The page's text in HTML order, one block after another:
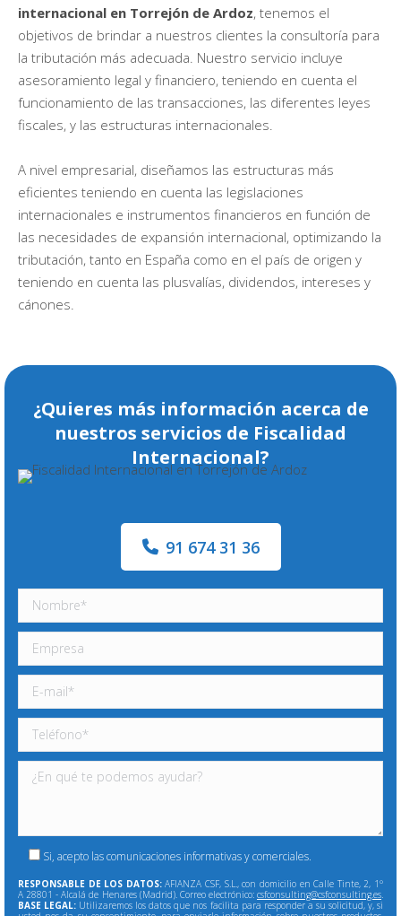
internacional en Torrejón de Ardoz, tenemos el
objetivos de brindar a nuestros clientes la consultoría para
la tributación más adecuada. Nuestro servicio incluye
asesoramiento legal y financiero, teniendo en cuenta el
funcionamiento de las transacciones, las diferentes leyes
fiscales, y las estructuras internacionales.
A nivel empresarial, diseñamos las estructuras más
eficientes teniendo en cuenta las legislaciones
internacionales e instrumentos financieros en función de
las necesidades de expansión internacional, optimizando la
tributación, tanto en España como en el país de origen y
teniendo en cuenta las plusvalías, dividendos, intereses y
cánones.
¿Quieres más información acerca de
nuestros servicios de Fiscalidad
Internacional?
91 674 31 36
Si, acepto las comunicaciones informativas y comerciales.
RESPONSABLE DE LOS DATOS:AFIANZA CSF, S.L., con domicilio en Calle Tinte, 2, 1º
A 28801 - Alcalá de Henares (Madrid). Correo electrónico: csfconsulting@csfconsulting.es.
BASE LEGAL: Utilizaremos los datos que nos facilita para responder a su solicitud, y, si